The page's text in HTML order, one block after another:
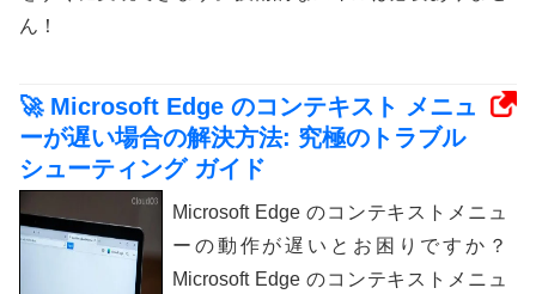
ん！
🚀 Microsoft Edge のコンテキスト メニュ
ーが遅い場合の解決方法: 究極のトラブル
シューティング ガイド
Microsoft Edge のコンテキストメニュ
ーの動作が遅いとお困りですか？
Microsoft Edge のコンテキストメニュ